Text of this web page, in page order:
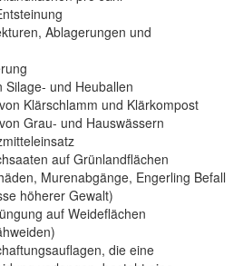
Ablagerungen und
Silage- und Heuballen
Klärschlamm und Klärkompost
Grau- und Hauswässern
auf Grünlandflächen
Murenabgänge, Engerling Befall
höherer Gewalt)
auf Weideflächen
die eine